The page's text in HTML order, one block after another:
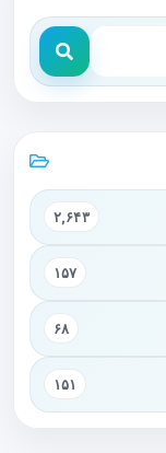
۲,۶۴۳
۱۵۷
۶۸
۱۵۱